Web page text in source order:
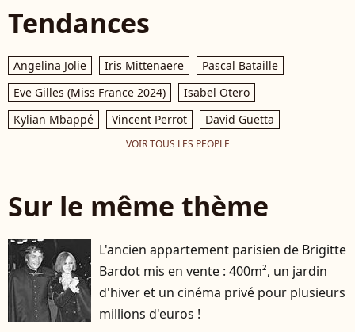
Tendances
Angelina Jolie Iris Mittenaere
Pascal Bataille
Eve Gilles (Miss France 2024)
Isabel Otero
Kylian Mbappé
Vincent Perrot David Guetta
VOIR TOUS LES PEOPLE
Sur le même thème
L'ancien appartement parisien de Brigitte
Bardot mis en vente : 400m², un jardin
d'hiver et un cinéma privé pour plusieurs
millions d'euros !